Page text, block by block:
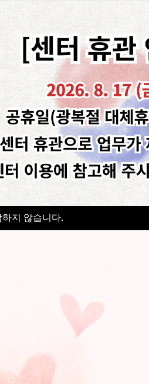
지 않습니다.
위해
사업
동행하고
공지사항
복지소식
보도자료
노원구 장애인 복지시설 현황
프로그램신청
센터소식
자원봉사안내
자료실